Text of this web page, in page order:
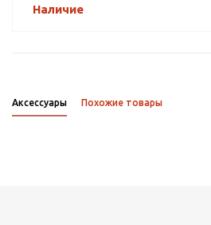
Наличие
Аксессуары Похожие товары